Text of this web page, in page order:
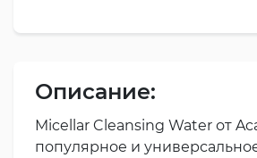
Описание:
Micellar Cleansing Water от
популярное и